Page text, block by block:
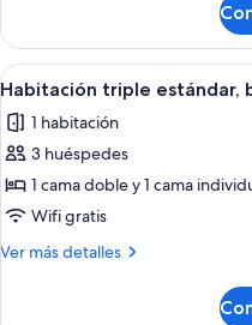
cuádruple
familiar,
balcón
Abrir
todas
las
fotos
de
Habitación
triple
1
Habitación triple estándar,
1 habitación
3 huéspedes
1 cama doble y 1 cama
Wifi gratis
Ver más detalles
Más